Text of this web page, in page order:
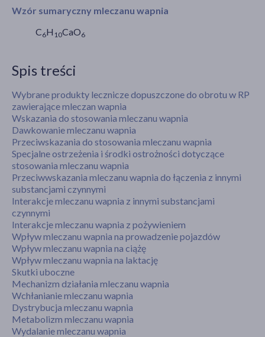
Wzór sumaryczny mleczanu wapnia
C6H 10CaO6
Spis treści
Wybrane produkty lecznicze dopuszczone do obrotu w RP
zawierające mleczan wapnia
Wskazania do stosowania mleczanu wapnia
Dawkowanie mleczanu wapnia
Przeciwskazania do stosowania mleczanu wapnia
Specjalne ostrzeżenia i środki ostrożności dotyczące
stosowania mleczanu wapnia
Przeciwwskazania mleczanu wapnia do łączenia z innymi
substancjami czynnymi
Interakcje mleczanu wapnia z innymi substancjami
czynnymi
Interakcje mleczanu wapnia z pożywieniem
Wpływ mleczanu wapnia na prowadzenie pojazdów
Wpływ mleczanu wapnia na ciążę
Wpływ mleczanu wapnia na laktację
Skutki uboczne
Mechanizm działania mleczanu wapnia
Wchłanianie mleczanu wapnia
Dystrybucja mleczanu wapnia
Metabolizm mleczanu wapnia
Wydalanie mleczanu wapnia